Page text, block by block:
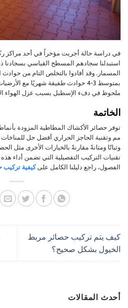
في دراسة حالة أجريت مؤخراً في أحد مراكز
استبدلنا سجادهم المسطح القياسي
المسمار. وقد أفادوا بالتخلص التام من
بمتوسط 3-4 حوادث طفيفة شهريًا مع
ملحوظ في دفء الإسطبل بسبب عزل الهواء
الخاتمة
مم وتقنية الحاجز الحراري أفضل حل للمناخات
تقنيات التركيب التفصيلية التي تضمن أداء
الفصول، راجع دليلنا الكامل علىكيفية
كيف يتم تركيب حصائر مربط
الخيول بشكل صحيح؟
أحدث المقالات